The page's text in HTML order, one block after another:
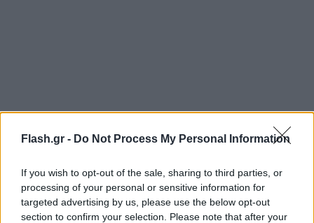
Flash.gr - Do Not Process My Personal Information
If you wish to opt-out of the sale, sharing to third parties, or
processing of your personal or sensitive information for
targeted advertising by us, please use the below opt-out
section to confirm your selection. Please note that after your
Τραγική φιγούρα, ο αδελφός του δράστη που ζούσε
βρισκόταν στο στόχαστρο του αδελφού του πολύ
συχνά,δεχόμενος απειλές